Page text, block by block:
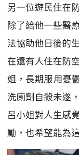
另一位遊民住在
除了給他一些醫
法協助他日後的
在還有人住在防
姐，長期服用憂
洗廁劑自殺未遂
呂小姐對人生感
勵，也希望能為